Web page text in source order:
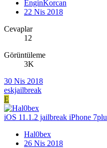
EnginKorcan
22 Nis 2018
Cevaplar
12
Görüntüleme
3K
30 Nis 2018
eskjailbreak
E
iOS 11.1.2 jailbreak iPhone
Hal0bex
26 Nis 2018